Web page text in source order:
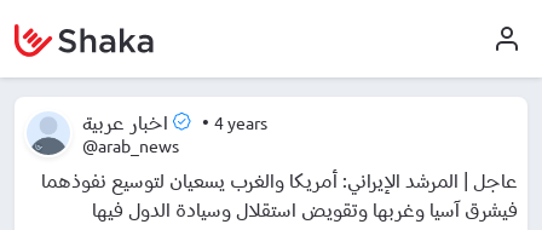
اخبار عربية • 4 years
@arab_news
عاجل | المرشد الإيراني: أمريكا والغرب يسعيان لتوسيع نفوذهما
فيشرق آسيا وغربها وتقويض استقلال وسيادة الدول فيها